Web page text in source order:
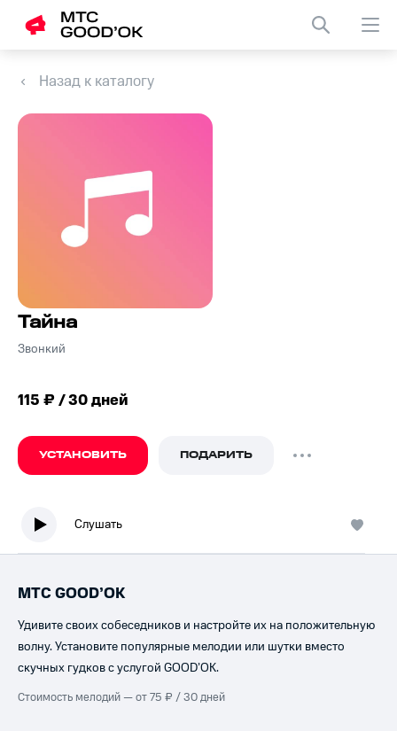
Назад к каталогу
Тайна
Звонкий
115 ₽ / 30 дней
УСТАНОВИТЬ ПОДАРИТЬ
Слушать
МТС GOOD’OK
Удивите своих собеседников и настройте их на положительную
волну. Установите популярные мелодии или шутки вместо
скучных гудков с услугой GOOD’OK.
Стоимость мелодий — от 75 ₽ / 30 дней